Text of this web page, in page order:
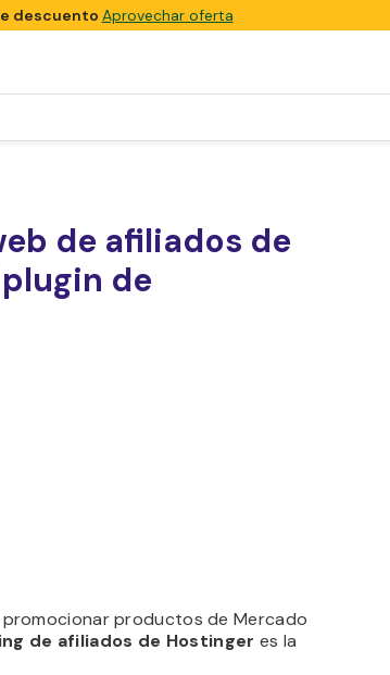
descuento Aprovechar oferta
de afiliados de
de
productos de Mercado
de afiliados de Hostinger es la